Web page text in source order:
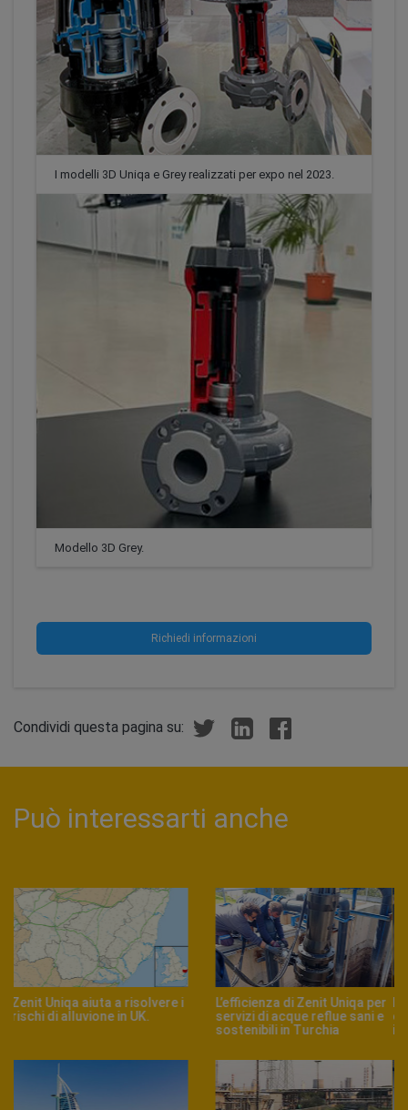
I modelli 3D Uniqa e Grey realizzati per expo nel 2023.
Modello 3D Grey.
Richiedi informazioni
Condividi questa pagina su:
Può interessarti anche
I mixer Zenit ZMD per la
depurazione nei processi
Zenit Uniqa, molib-tech e
vulkollan per sollevamenti
gravosi nell'industria